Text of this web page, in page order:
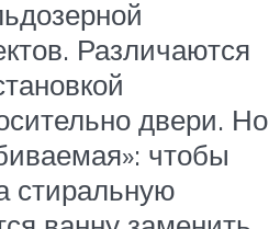
Различаются
двери. Но
чтобы
стиральную